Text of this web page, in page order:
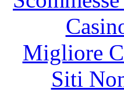
Migliore
Siti